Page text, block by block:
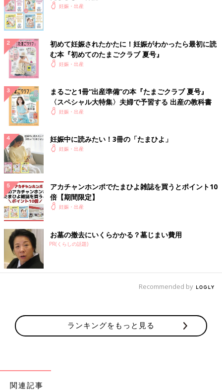
うかをシミュレートしてみましょう。教育費についても考慮が必
要。
地域の保育園状況
地域によって待機児童が多くて保育園 に入れない場合も。調べて
みて、続けるならどれくらい育休を取るのがベストか考えておく
サポート態勢
働き続けた場合、双方の両親にどれくらい頼れるのか、ファミリ
ーサポートセンターなど地域のサービスなども調べてみましょ
う。
勢いで辞めてしまうのは禁物。辞める場合もその先
のビジョンを持って
仕事を続けるか辞めるかは、パパとよく話し合って、先輩ママの
意見も聞いてみて。勢いで辞めてしまうのではなく、よく調べて
冷静に判断しましょう。辞める場合でも、その先のビジョンを考
えることが大切です。
・産後に再就職
など
妊娠・出産
初めて妊娠されたかたに！妊娠がわかったら最初に読
む本『初めてのたまごクラブ 夏号』
妊娠・出産
まるごと1冊“出産準備”の本『たまごクラブ 夏号』
〈スペシャル大特集〉夫婦で予習する 出産の教科書
妊娠・出産
妊娠中に読みたい！3冊の「たまひよ」
妊娠・出産
アカチャンホンポでたまひよ雑誌を買うとポイント10
倍【期間限定】
妊娠・出産
お墓の撤去にいくらかかる？墓じまい費用
PR(くらしの話題)
Recommended by
ランキングをもっと見る
関連記事